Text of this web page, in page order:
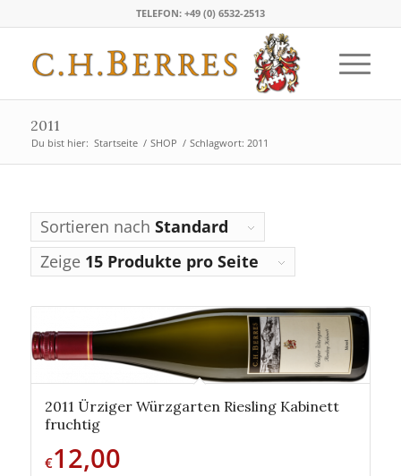
TELEFON: +49 (0) 6532-2513
2011
Du bist hier: Startseite / SHOP / Schlagwort: 2011
Sortieren nach Standard
Zeige 15 Produkte pro Seite
2011 Ürziger Würzgarten Riesling Kabinett
fruchtig
€12,00